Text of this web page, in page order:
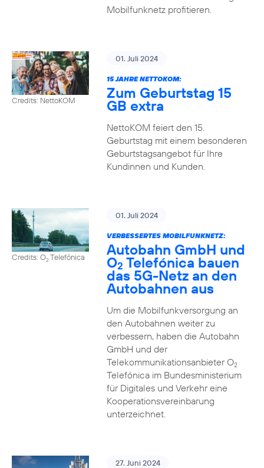
Mobilfunknetz profitieren.
Credits: NettoKOM
01. Juli 2024
15 JAHRE NETTOKOM:
Zum Geburtstag 15
GB extra
NettoKOM feiert den 15.
Geburtstag mit einem besonderen
Geburtstagsangebot für Ihre
Kundinnen und Kunden.
Credits: O2Telefónica
01. Juli 2024
VERBESSERTES MOBILFUNKNETZ:
Autobahn GmbH und
O2 Telefónica bauen
das 5G-Netz an den
Autobahnen aus
Um die Mobilfunkversorgung an
den Autobahnen weiter zu
verbessern, haben die Autobahn
GmbH und der
Telekommunikationsanbieter O2
Telefónica im Bundesministerium
für Digitales und Verkehr eine
Kooperationsvereinbarung
unterzeichnet.
27. Juni 2024